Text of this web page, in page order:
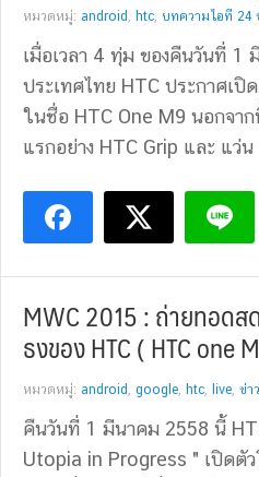
หมวดหมู่: android , htc, บทความไอที 24
เมื่อเวลา 4 ทุ่ม ของคืนวันที่ 1
ประเทศไทย HTC ประกาศเ
ในชื่อ HTC One M9 นอกจา
แรกอย่าง HTC Grip และ แว่
MWC 2015 : ถ่ายทอดส
ธงของ HTC ( HTC one
หมวดหมู่: android , google, htc, live, ข่า
คืนวันที่ 1 มีนาคม 2558 นี้
Utopia in Progress " เปิดตั